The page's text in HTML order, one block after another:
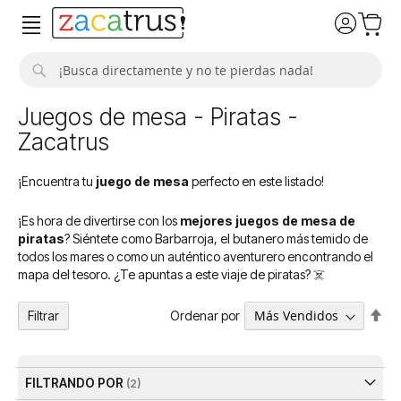
Juegos de mesa - Piratas -
Zacatrus
¡Encuentra tu juego de mesa perfecto en este listado!
¡Es hora de divertirse con los mejores juegos de mesa de
piratas? Siéntete como Barbarroja, el butanero más temido de
todos los mares o como un auténtico aventurero encontrando el
mapa del tesoro. ¿Te apuntas a este viaje de piratas? ☠️
Ordenar por
Filtrar
FILTRANDO POR